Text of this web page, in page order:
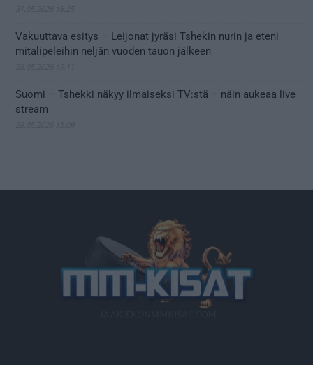
Vakuuttava esitys – Leijonat jyräsi Tshekin nurin ja eteni
mitalipeleihin neljän vuoden tauon jälkeen
Suomi – Tshekki näkyy ilmaiseksi TV:stä – näin aukeaa live
stream